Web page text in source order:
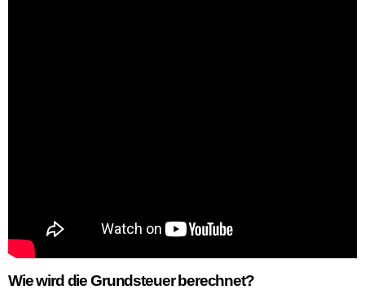
Wie wird die Grundsteuer berechnet?